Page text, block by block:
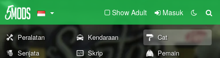
Show Adult Masuk
Peralatan Kendaraan
Cat
Senjata
Skrip
Pemain